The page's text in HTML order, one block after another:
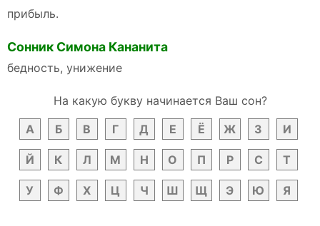
прибыль.
Сонник Симона Кананита
бедность, унижение
На какую букву начинается Ваш сон?
А
Б В Г Д Е Ё Ж З И
Й К Л М Н О П Р С Т
У Ф Х Ц Ч Ш Щ Э Ю Я